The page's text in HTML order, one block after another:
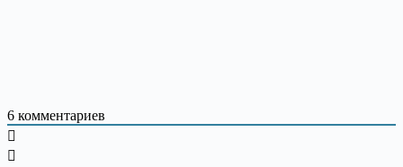
6 комментариев